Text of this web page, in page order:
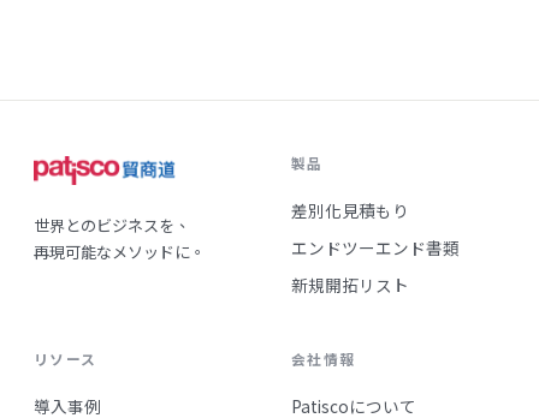
世界とのビジネスを、
再現可能なメソッドに。
製品
差別化見積もり
エンドツーエンド書類
新規開拓リスト
リソース
導入事例
会社情報
Patiscoについて